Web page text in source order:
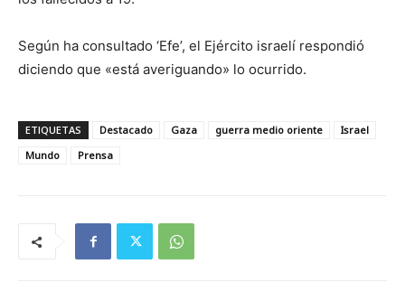
Según ha consultado ‘Efe’, el Ejército israelí respondió
diciendo que «está averiguando» lo ocurrido.
ETIQUETAS Destacado Gaza guerra medio oriente
Israel
Mundo
Prensa